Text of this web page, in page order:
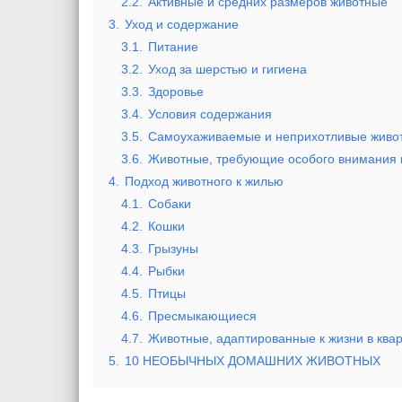
3.
Уход и содержание
3.1.
Питание
3.2.
Уход за шерстью и гигиена
3.3.
Здоровье
3.4.
Условия содержания
3.5.
Самоухаживаемые и неприхотливые
3.6.
Животные, требующие особого внимания
4.
Подход животного к жилью
4.1.
Собаки
4.2.
Кошки
4.3.
Грызуны
4.4.
Рыбки
4.5.
Птицы
4.6.
Пресмыкающиеся
4.7.
Животные, адаптированные к жизни в
5.
10 НЕОБЫЧНЫХ ДОМАШНИХ ЖИВОТНЫХ